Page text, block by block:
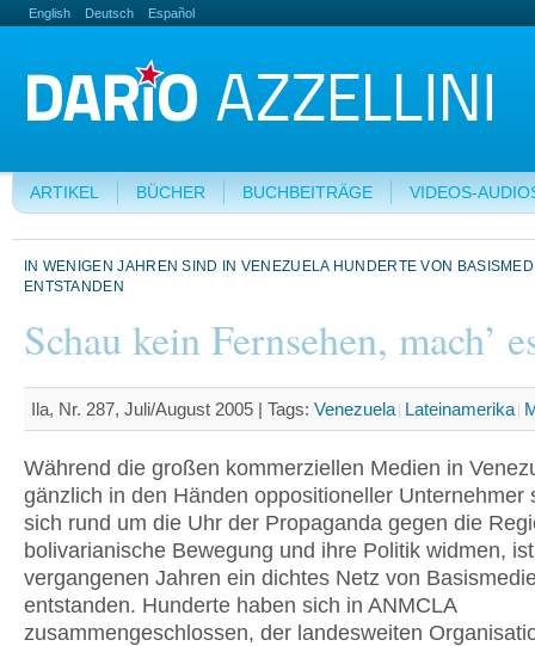
English Deutsch Español
ARTIKEL BÜCHER BUCHBEITRÄGE VIDEOS-
IN WENIGEN JAHREN SIND IN VENEZUELA HUNDERTE VON
ENTSTANDEN
Schau kein Fernsehen, mach’
Ila, Nr. 287, Juli/August 2005 | Tags: Venezuela Lateinamerika
Während die großen kommerziellen Medien in
gänzlich in den Händen oppositioneller Unternehmer
sich rund um die Uhr der Propaganda gegen die
bolivarianische Bewegung und ihre Politik widmen,
vergangenen Jahren ein dichtes Netz von
entstanden. Hunderte haben sich in ANMCLA
zusammengeschlossen, der landesweiten